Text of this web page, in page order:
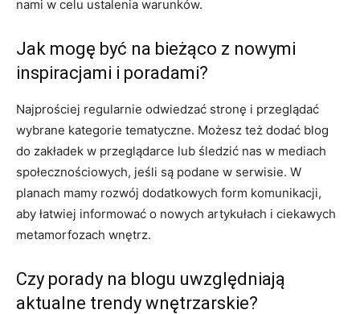
nami w celu ustalenia warunków.
Jak mogę być na bieżąco z nowymi
inspiracjami i poradami?
Najprościej regularnie odwiedzać stronę i przeglądać
wybrane kategorie tematyczne. Możesz też dodać blog
do zakładek w przeglądarce lub śledzić nas w mediach
społecznościowych, jeśli są podane w serwisie. W
planach mamy rozwój dodatkowych form komunikacji,
aby łatwiej informować o nowych artykułach i ciekawych
metamorfozach wnętrz.
Czy porady na blogu uwzględniają
aktualne trendy wnętrzarskie?